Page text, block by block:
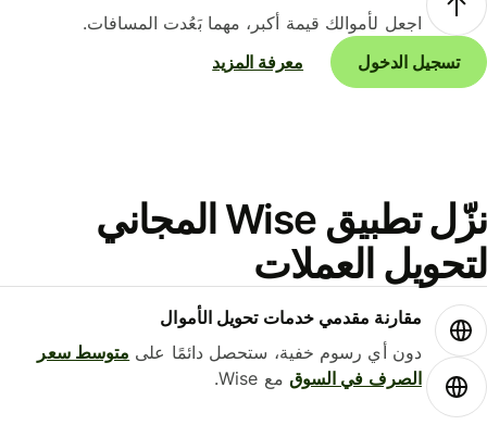
اجعل لأموالك قيمة أكبر، مهما بَعُدت المسافات.
تسجيل الدخول
معرفة المزيد
نزّل تطبيق Wise المجاني
العملات
مقارنة مقدمي خدمات تحويل الأموال
دون أي رسوم خفية، ستحصل دائمًا علىمتوسط ​​سعر
الصرف في السوقمع Wise.